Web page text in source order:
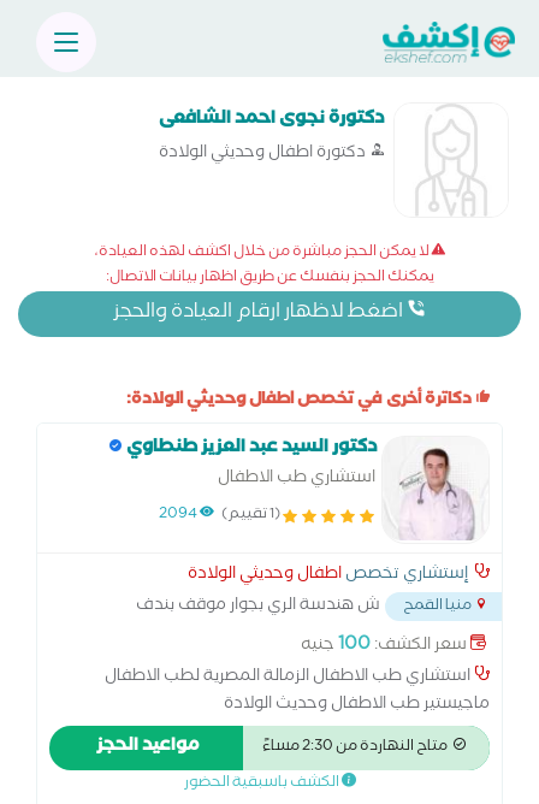
دكتورة نجوى احمد الشافعى
دكتورة اطفال وحديثي الولادة
لا يمكن الحجز مباشرة من خلال اكشف لهذه العيادة،
يمكنك الحجز بنفسك عن طريق اظهار بيانات الاتصال:
اضغط لاظهار ارقام العيادة والحجز
دكاترة أخرى في تخصص اطفال وحديثي الولادة:
دكتور السيد عبد العزيز طنطاوي
استشاري طب الاطفال
(1 تقييم) 2094
إستشاري تخصصاطفال وحديثي الولادة
منيا القمح
ش هندسة الري بجوار موقف بندف
والتلين...
سعر الكشف:100جنيه
استشاري طب الاطفال الزمالة المصرية لطب الاطفال
ماجيستير طب الاطفال وحديث الولادة
متاح النهاردة من 2:30 مساءً مواعيد الحجز
الكشف باسبقية الحضور